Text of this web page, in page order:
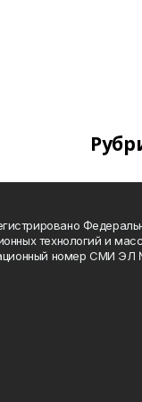
технологий и
номер СМИ